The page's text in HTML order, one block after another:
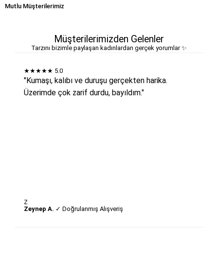
Mutlu Müşterilerimiz
Müşterilerimizden Gelenler
Tarzını bizimle paylaşan kadınlardan gerçek yorumlar ✨
★★★★★ 5.0
"Kumaşı, kalıbı ve duruşu gerçekten harika.
Üzerimde çok zarif durdu, bayıldım."
Z
Zeynep A. ✓ Doğrulanmış Alışveriş